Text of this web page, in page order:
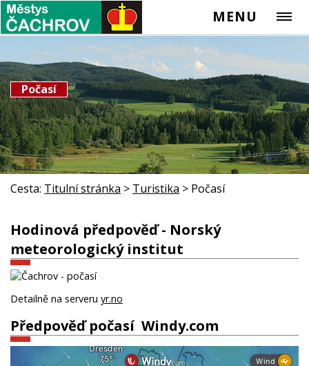
MENU
Počasí
Cesta: Titulní stránka > Turistika > Počasí
Hodinová předpověď - Norský
meteorologický institut
Detailně na serveru yr.no
Předpověď počasí ­ Windy.com